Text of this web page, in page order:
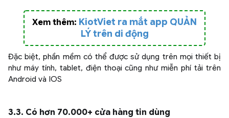
Xem thêm: KiotViet ra mắt app QUẢN
LÝ trên di động
Đặc biệt, phần mềm có thể được sử dụng trên mọi thiết bị
như máy tính, tablet, điện thoại cũng như miễn phí tải trên
Android và IOS
3.3. Có hơn 70.000+ cửa hàng tin dùng